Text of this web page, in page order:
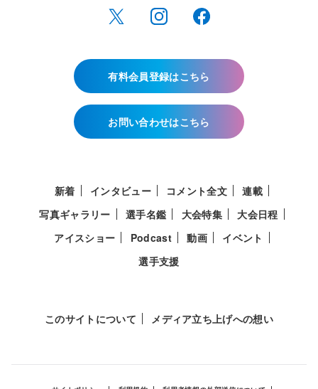
有料会員登録はこちら
お問い合わせはこちら
新着 インタビュー コメント全文
連載
写真ギャラリー
選手名鑑 大会特集
大会日程
アイスショー
Podcast 動画
イベント
選手支援
このサイトについて メディア立ち上げへの想い